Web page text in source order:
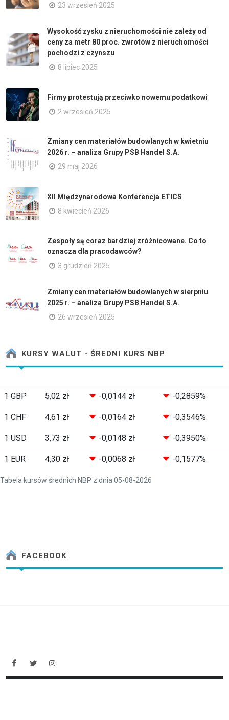
23 wrzesień 2025
Wysokość zysku z nieruchomości nie zależy od
ceny za metr 80 proc. zwrotów z nieruchomości
pochodzi z czynszu
8 lipiec 2025
Firmy protestują przeciwko nowemu podatkowi
2 wrzesień 2025
Zmiany cen materiałów budowlanych w kwietniu
2026 r. – analiza Grupy PSB Handel S.A.
29 maj 2026
XII Międzynarodowa Konferencja ETICS
8 kwiecień 2026
Zespoły są coraz bardziej zróżnicowane. Co to
oznacza dla pracodawców?
3 grudzień 2025
Zmiany cen materiałów budowlanych w sierpniu
2025 r. – analiza Grupy PSB Handel S.A.
26 wrzesień 2025
KURSY WALUT - ŚREDNI KURS NBP
Tabela kursów średnich NBP z dnia 05-08-2026
1 GBP 5,02 zł -0,0144 zł -0,2859%
1 CHF 4,61 zł -0,0164 zł -0,3546%
1 USD 3,73 zł -0,0148 zł -0,3950%
1 EUR 4,30 zł -0,0068 zł -0,1577%
FACEBOOK